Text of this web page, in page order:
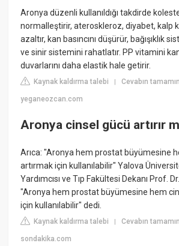
Aronya düzenli kullanıldığı takdirde
normalleştirir, ateroskleroz, diyabet, kalp
azaltır, kan basıncını düşürür, bağışıklık
ve sinir sistemini rahatlatır. PP vitamini
duvarlarını daha elastik hale getirir.
Kaynak kaldırma talebi |Cevabın
yeganeozcan.com
Aronya cinsel gücü artırır
Arıca: "Aronya hem prostat büyümesine
artırmak için kullanılabilir" Yalova
Yardımcısı ve Tıp Fakültesi Dekanı Prof.
"Aronya hem prostat büyümesine hem
için kullanılabilir" dedi.
Kaynak kaldırma talebi |Cevabın
sondakika.com